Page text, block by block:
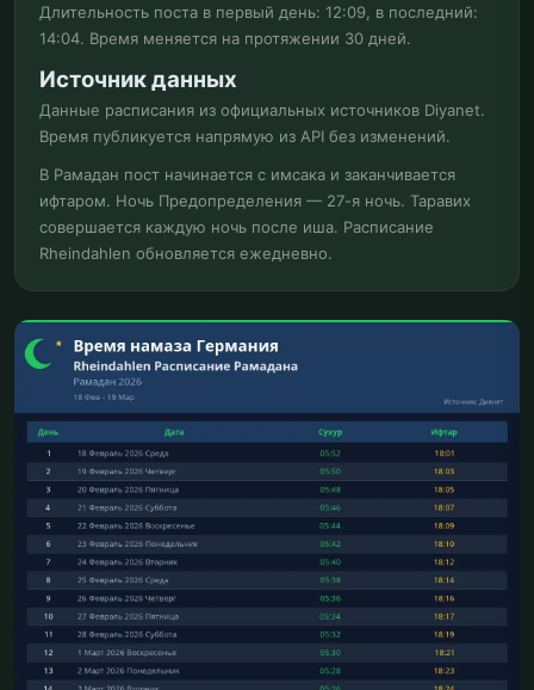
Длительность поста в первый день: 12:09, в последний:
14:04. Время меняется на протяжении 30 дней.
Источник данных
Данные расписания из официальных источников Diyanet.
Время публикуется напрямую из API без изменений.
В Рамадан пост начинается с имсака и заканчивается
ифтаром. Ночь Предопределения — 27-я ночь. Таравих
совершается каждую ночь после иша. Расписание
Rheindahlen обновляется ежедневно.